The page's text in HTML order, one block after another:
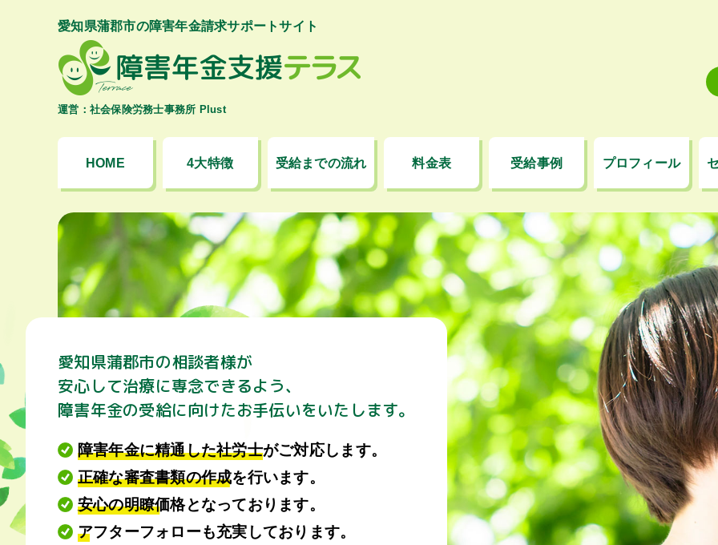
愛知県蒲郡市の障害年金請求サポートサイト
運営：社会保険労務士事務所 Plust
HOME 4大特徴 受給までの流れ 料金表 受給事例 プロフィール
愛知県蒲郡市の相談者様が
安心して治療に専念できるよう､
障害年金の受給に向けたお手伝いをいたします。
障害年金に精通した社労士がご対応します。
正確な審査書類の作成を行います。
安心の明瞭価格となっております。
アフターフォローも充実 しております。